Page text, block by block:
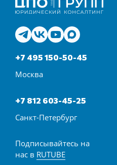
+7 495 150-50-45
Москва
+7 812 603-45-25
Санкт-Петербург
Подписывайтесь на
нас в RUTUBE